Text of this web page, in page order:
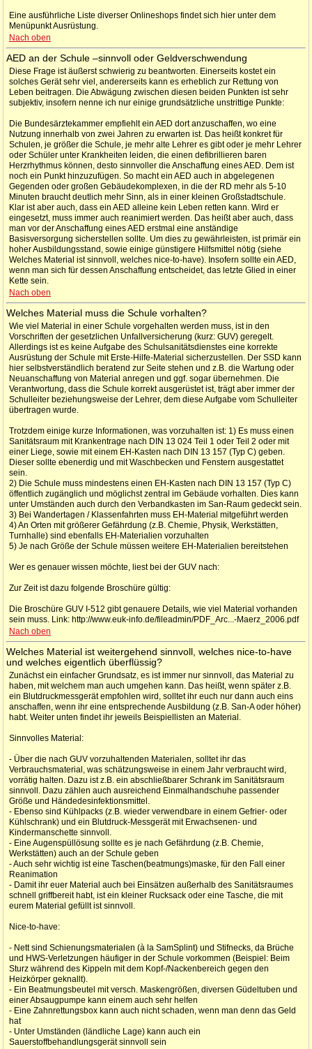
Eine ausführliche Liste diverser Onlineshops findet sich hier unter dem
Menüpunkt Ausrüstung.
Nach oben
AED an der Schule –sinnvoll oder Geldverschwendung
Diese Frage ist äußerst schwierig zu beantworten. Einerseits kostet ein
solches Gerät sehr viel, andererseits kann es erheblich zur Rettung von
Leben beitragen. Die Abwägung zwischen diesen beiden Punkten ist sehr
subjektiv, insofern nenne ich nur einige grundsätzliche unstrittige Punkte:
Die Bundesärztekammer empfiehlt ein AED dort anzuschaffen, wo eine
Nutzung innerhalb von zwei Jahren zu erwarten ist. Das heißt konkret für
Schulen, je größer die Schule, je mehr alte Lehrer es gibt oder je mehr Lehrer
oder Schüler unter Krankheiten leiden, die einen defibrillieren baren
Herzrhythmus können, desto sinnvoller die Anschaffung eines AED. Dem ist
noch ein Punkt hinzuzufügen. So macht ein AED auch in abgelegenen
Gegenden oder großen Gebäudekomplexen, in die der RD mehr als 5-10
Minuten braucht deutlich mehr Sinn, als in einer kleinen Großstadtschule.
Klar ist aber auch, dass ein AED alleine kein Leben retten kann. Wird er
eingesetzt, muss immer auch reanimiert werden. Das heißt aber auch, dass
man vor der Anschaffung eines AED erstmal eine anständige
Basisversorgung sicherstellen sollte. Um dies zu gewährleisten, ist primär ein
hoher Ausbildungsstand, sowie einige günstigere Hilfsmittel nötig (siehe
Welches Material ist sinnvoll, welches nice-to-have). Insofern sollte ein AED,
wenn man sich für dessen Anschaffung entscheidet, das letzte Glied in einer
Kette sein.
Nach oben
Welches Material muss die Schule vorhalten?
Wie viel Material in einer Schule vorgehalten werden muss, ist in den
Vorschriften der gesetzlichen Unfallversicherung (kurz: GUV) geregelt.
Allerdings ist es keine Aufgabe des Schulsanitätsdienstes eine korrekte
Ausrüstung der Schule mit Erste-Hilfe-Material sicherzustellen. Der SSD kann
hier selbstverständlich beratend zur Seite stehen und z.B. die Wartung oder
Neuanschaffung von Material anregen und ggf. sogar übernehmen. Die
Verantwortung, dass die Schule korrekt ausgerüstet ist, trägt aber immer der
Schulleiter beziehungsweise der Lehrer, dem diese Aufgabe vom Schulleiter
übertragen wurde.
Trotzdem einige kurze Informationen, was vorzuhalten ist: 1) Es muss einen
Sanitätsraum mit Krankentrage nach DIN 13 024 Teil 1 oder Teil 2 oder mit
einer Liege, sowie mit einem EH-Kasten nach DIN 13 157 (Typ C) geben.
Dieser sollte ebenerdig und mit Waschbecken und Fenstern ausgestattet
sein.
2) Die Schule muss mindestens einen EH-Kasten nach DIN 13 157 (Typ C)
öffentlich zugänglich und möglichst zentral im Gebäude vorhalten. Dies kann
unter Umständen auch durch den Verbandkasten im San-Raum gedeckt sein.
3) Bei Wandertagen / Klassenfahrten muss EH-Material mitgeführt werden
4) An Orten mit größerer Gefährdung (z.B. Chemie, Physik, Werkstätten,
Turnhalle) sind ebenfalls EH-Materialien vorzuhalten
5) Je nach Größe der Schule müssen weitere EH-Materialien bereitstehen
Wer es genauer wissen möchte, liest bei der GUV nach:
Zur Zeit ist dazu folgende Broschüre gültig:
Die Broschüre GUV I-512 gibt genauere Details, wie viel Material vorhanden
sein muss. Link: http://www.euk-info.de/fileadmin/PDF_Arc...-Maerz_2006.pdf
Nach oben
Welches Material ist weitergehend sinnvoll, welches nice-to-have
und welches eigentlich überflüssig?
Zunächst ein einfacher Grundsatz, es ist immer nur sinnvoll, das Material zu
haben, mit welchem man auch umgehen kann. Das heißt, wenn später z.B.
ein Blutdruckmessgerät empfohlen wird, solltet ihr euch nur dann auch eins
anschaffen, wenn ihr eine entsprechende Ausbildung (z.B. San-A oder höher)
habt. Weiter unten findet ihr jeweils Beispiellisten an Material.
Sinnvolles Material:
- Über die nach GUV vorzuhaltenden Materialen, solltet ihr das
Verbrauchsmaterial, was schätzungsweise in einem Jahr verbraucht wird,
vorrätig halten. Dazu ist z.B. ein abschließbarer Schrank im Sanitätsraum
sinnvoll. Dazu zählen auch ausreichend Einmalhandschuhe passender
Größe und Händedesinfektionsmittel.
- Ebenso sind Kühlpacks (z.B. wieder verwendbare in einem Gefrier- oder
Kühlschrank) und ein Blutdruck-Messgerät mit Erwachsenen- und
Kindermanschette sinnvoll.
- Eine Augenspüllösung sollte es je nach Gefährdung (z.B. Chemie,
Werkstätten) auch an der Schule geben
- Auch sehr wichtig ist eine Taschen(beatmungs)maske, für den Fall einer
Reanimation
- Damit ihr euer Material auch bei Einsätzen außerhalb des Sanitätsraumes
schnell griffbereit habt, ist ein kleiner Rucksack oder eine Tasche, die mit
eurem Material gefüllt ist sinnvoll.
Nice-to-have:
- Nett sind Schienungsmaterialen (à la SamSplint) und Stifnecks, da Brüche
und HWS-Verletzungen häufiger in der Schule vorkommen (Beispiel: Beim
Sturz während des Kippeln mit dem Kopf-/Nackenbereich gegen den
Heizkörper geknallt).
- Ein Beatmungsbeutel mit versch. Maskengrößen, diversen Güdeltuben und
einer Absaugpumpe kann einem auch sehr helfen
- Eine Zahnrettungsbox kann auch nicht schaden, wenn man denn das Geld
hat
- Unter Umständen (ländliche Lage) kann auch ein
Sauerstoffbehandlungsgerät sinnvoll sein